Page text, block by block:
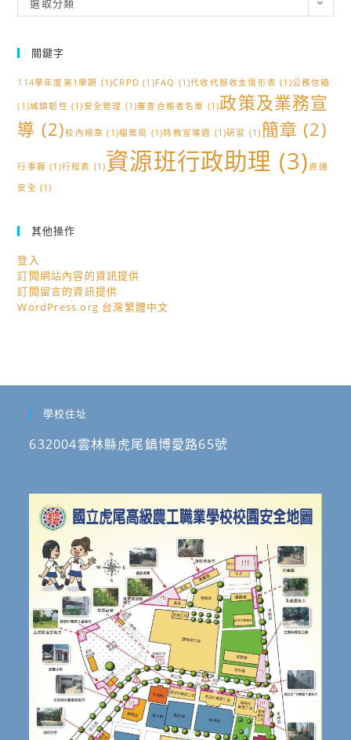
類
選取分類
關鍵字
114學年度第1學期 (1)CRPD (1)FAQ (1)代收代辦收支情形表 (1)公務信箱
(1)城鎮韌性 (1)安全管理 (1)審查合格者名單 (1)政策及業務宣
導 (2)校內規章 (1)檔案局 (1)特教宣導週 (1)研習 (1) 簡章 (2)
行事曆 (1)行程表 (1)資源班行政助理 (3)資通
安全 (1)
其他操作
登入
訂閱網站內容的資訊提供
訂閱留言的資訊提供
WordPress.org 台灣繁體中文
學校住址
632004雲林縣虎尾鎮博愛路65號